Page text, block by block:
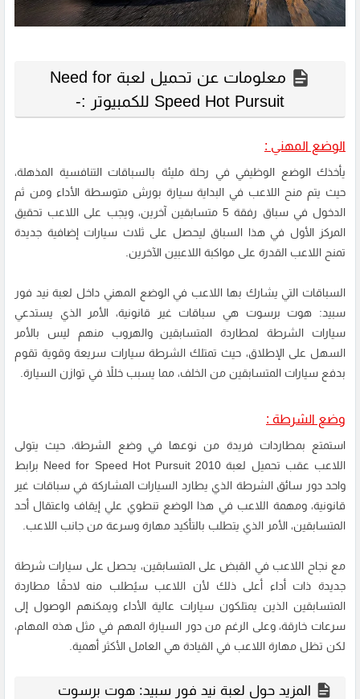
معلومات عن تحميل لعبة Need for
Speed Hot Pursuit للكمبيوتر :-
الوضع المهني :
يأخذك الوضع الوظيفي في رحلة مليئة بالسباقات التنافسية المذهلة،
حيث يتم منح اللاعب في البداية سيارة بورش متوسطة الأداء ومن ثم
الدخول في سباق رفقة 5 متسابقين آخرين، ويجب على اللاعب تحقيق
المركز الأول في هذا السباق ليحصل على ثلاث سيارات إضافية جديدة
تمنح اللاعب القدرة على مواكبة اللاعبين الآخرين.
السباقات التي يشارك بها اللاعب في الوضع المهني داخل لعبة نيد فور
سبيد: هوت برسوت هي سباقات غير قانونية، الأمر الذي يستدعي
سيارات الشرطة لمطاردة المتسابقين والهروب منهم ليس بالأمر
السهل على الإطلاق، حيث تمتلك الشرطة سيارات سريعة وقوية تقوم
بدفع سيارات المتسابقين من الخلف، مما يسبب خللاً في توازن السيارة.
وضع الشرطة :
استمتع بمطاردات فريدة من نوعها في وضع الشرطة، حيث يتولى
اللاعب عقب تحميل لعبة Need for Speed Hot Pursuit 2010 برابط
واحد دور سائق الشرطة الذي يطارد السيارات المشاركة في سباقات غير
قانونية، ومهمة اللاعب في هذا الوضع تنطوي علي إيقاف واعتقال أحد
المتسابقين، الأمر الذي يتطلب بالتأكيد مهارة وسرعة من جانب اللاعب.
مع نجاح اللاعب في القبض على المتسابقين، يحصل على سيارات شرطة
جديدة ذات أداء أعلى ذلك لأن اللاعب سيُطلب منه لاحقًا مطاردة
المتسابقين الذين يمتلكون سيارات عالية الأداء ويمكنهم الوصول إلى
سرعات خارقة، وعلى الرغم من دور السيارة المهم في مثل هذه المهام،
لكن تظل مهارة اللاعب في القيادة هي العامل الأكثر أهمية.
المزيد حول لعبة نيد فور سبيد: هوت برسوت